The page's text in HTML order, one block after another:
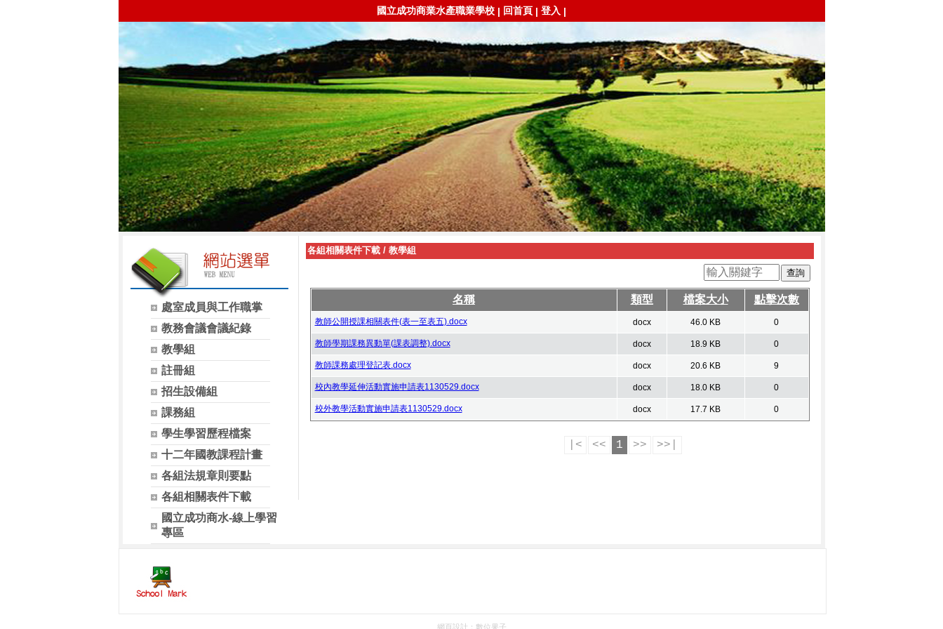
國立成功商業水產職業學校 | 回首頁 | 登入 |
處室成員與工作職掌
教務會議會議紀錄
教學組
註冊組
招生設備組
課務組
學生學習歷程檔案
十二年國教課程計畫
各組法規章則要點
各組相關表件下載
國立成功商水-線上學習
專區
各組相關表件下載/ 教學組
名稱 類型 檔案大小 點擊次數
教師公開授課相關表件(表一至表五).docx docx 46.0 KB 0
教師學期課務異動單(課表調整).docx docx 18.9 KB 0
教師課務處理登記表.docx docx 20.6 KB 9
校內教學延伸活動實施申請表1130529.docx docx 18.0 KB 0
校外教學活動實施申請表1130529.docx docx 17.7 KB 0
|< << 1 >> >>|
網頁設計： 數位果子